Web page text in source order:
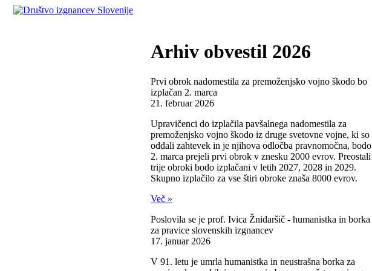
Arhiv obvestil 2026
Prvi obrok nadomestila za premoženjsko vojno škodo bo
izplačan 2. marca
21. februar 2026
Upravičenci do izplačila pavšalnega nadomestila za
premoženjsko vojno škodo iz druge svetovne vojne, ki so
oddali zahtevek in je njihova odločba pravnomočna, bodo
2. marca prejeli prvi obrok v znesku 2000 evrov. Preostali
trije obroki bodo izplačani v letih 2027, 2028 in 2029.
Skupno izplačilo za vse štiri obroke znaša 8000 evrov.
Več »
Poslovila se je prof. Ivica Žnidaršič - humanistka in borka
za pravice slovenskih izgnancev
17. januar 2026
V 91. letu je umrla humanistka in neustrašna borka za